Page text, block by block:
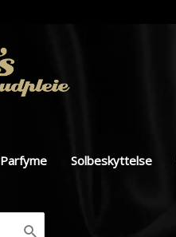
Parfyme Solbeskyttelse